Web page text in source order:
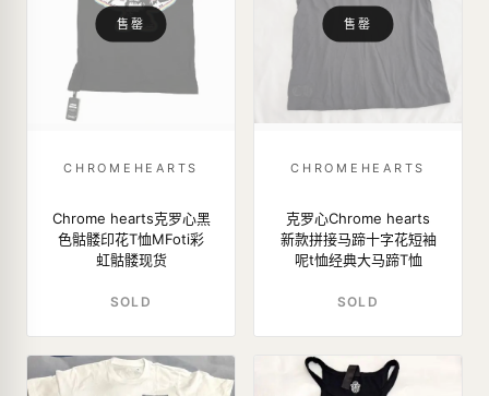
售罄
CHROMEHEARTS
Chrome hearts克罗心黑
色骷髅印花T恤MFoti彩
虹骷髅现货
SOLD
售罄
CHROMEHEARTS
克罗心Chrome hearts
新款拼接马蹄十字花短袖
呢t恤经典大马蹄T恤
SOLD